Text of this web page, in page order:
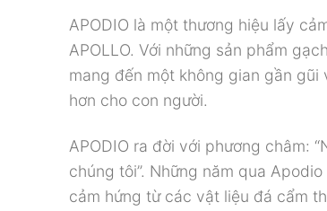
APODIO là một thương hiệu lấy
APOLLO. Với những sản phẩm
mang đến một không gian gần
hơn cho con người.
APODIO ra đời với phương châm:
chúng tôi”. Những năm qua
cảm hứng từ các vật liệu đá cẩm